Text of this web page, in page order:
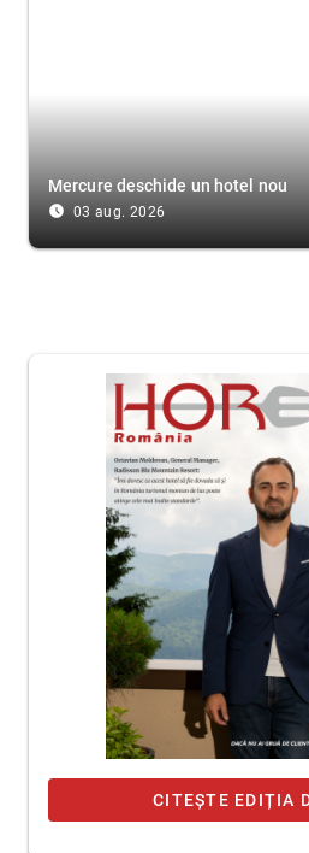
Mercure deschide un hotel nou
access_time_filled 03 aug. 2026
CITEȘTE EDIȚIA